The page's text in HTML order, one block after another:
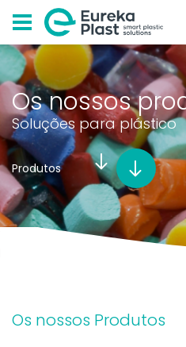
Os nossos
Soluções para plástico
Produtos
Os nossos Produtos